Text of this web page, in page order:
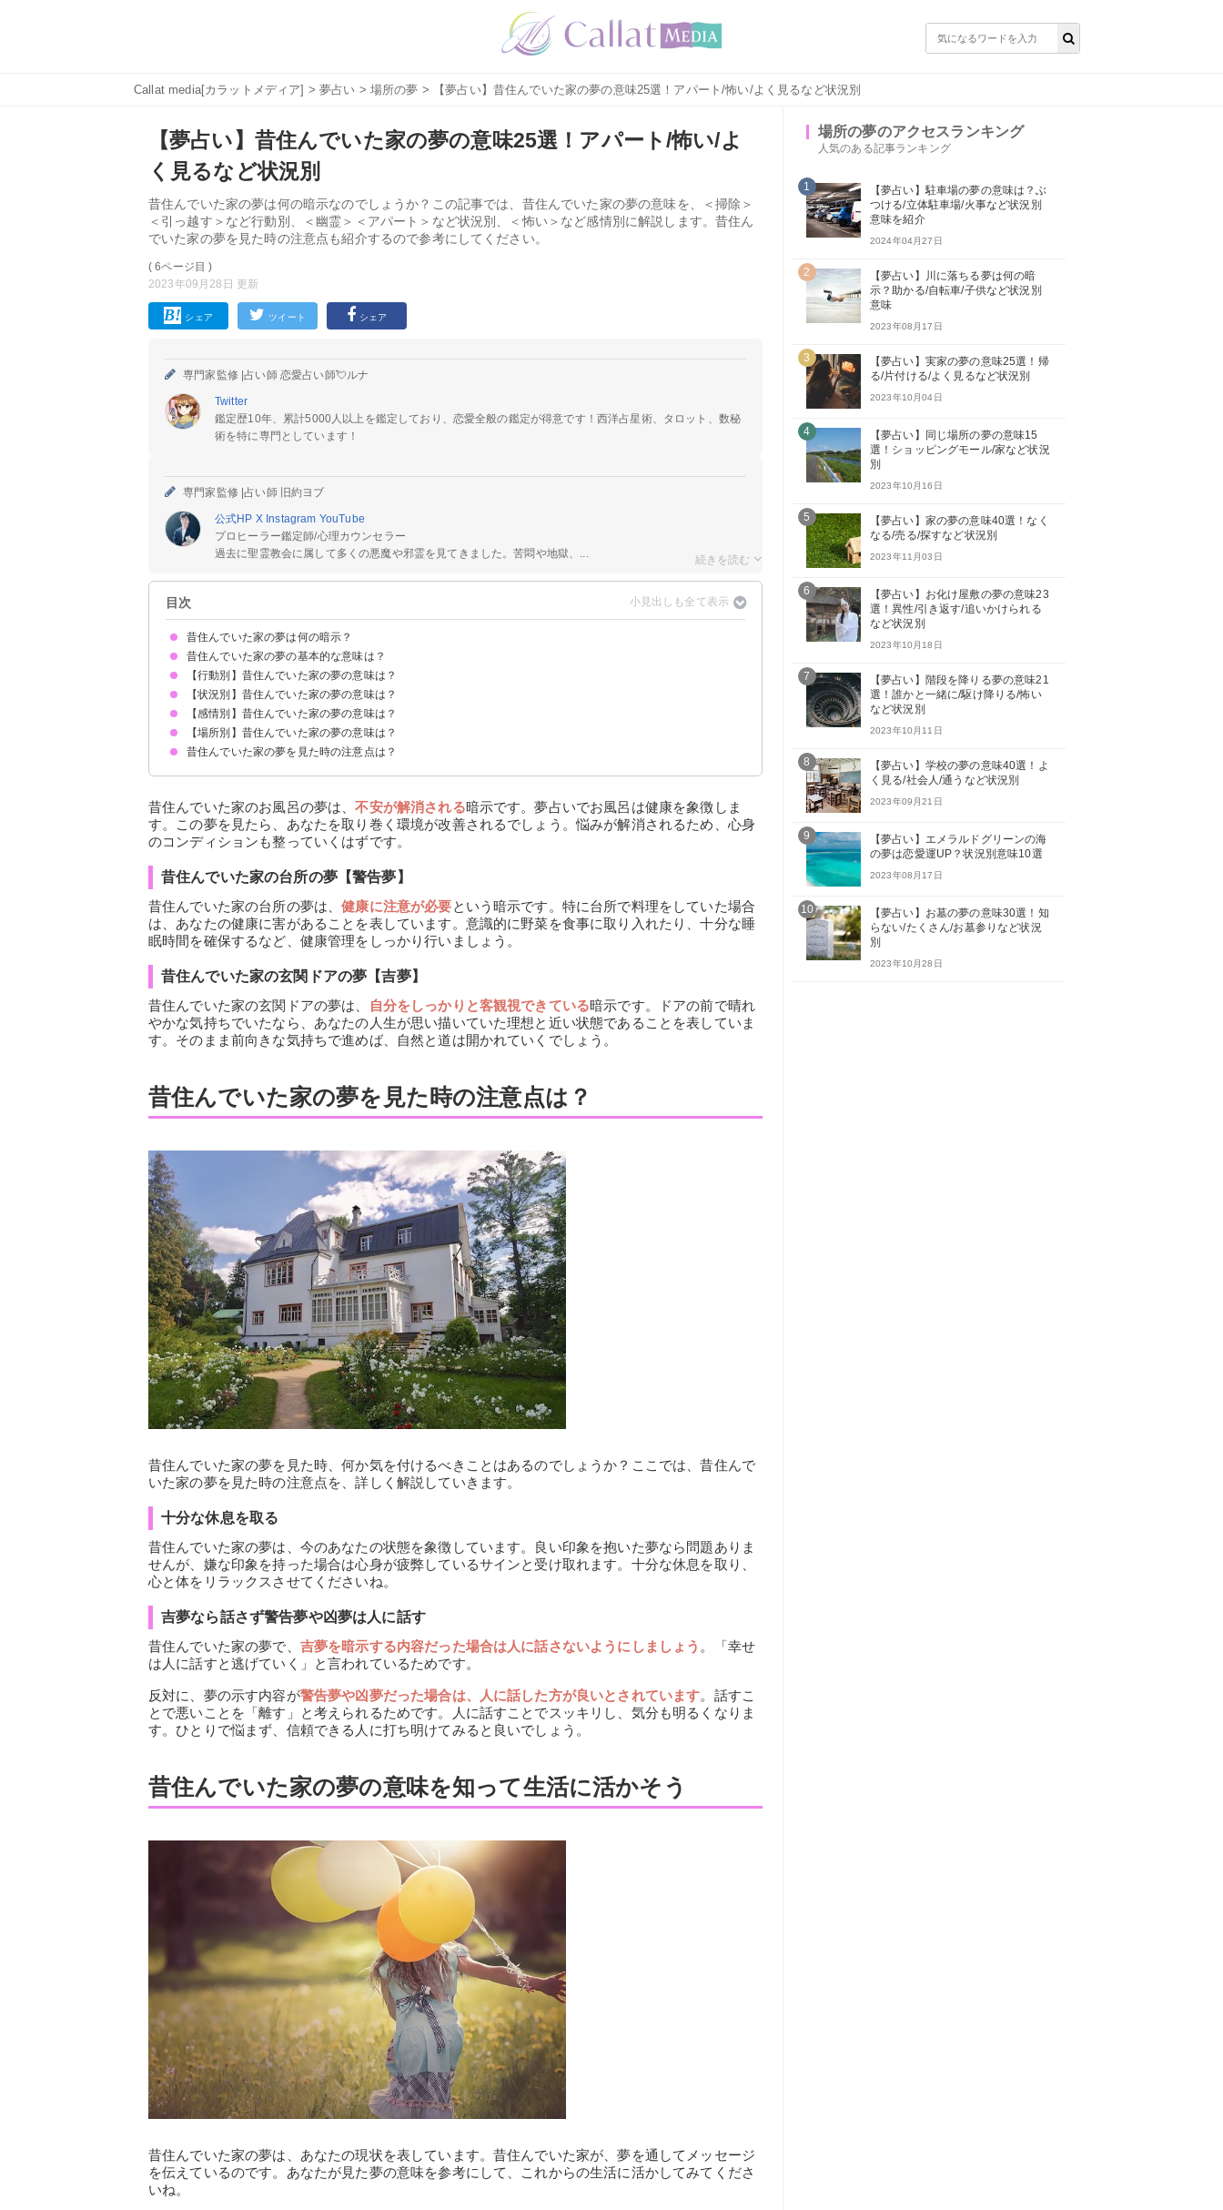
Callat media[カラットメディア] >夢占い > 場所の夢 > 【夢占い】昔住んでいた家の夢の意味25選！アパート/怖い/よく見るなど状況別
【夢占い】昔住んでいた家の夢の意味25選！アパート/怖い/よ
く見るなど状況別
昔住んでいた家の夢は何の暗示なのでしょうか？この記事では、昔住んでいた家の夢の意味を、＜掃除＞
＜引っ越す＞など行動別、＜幽霊＞＜アパート＞など状況別、＜怖い＞など感情別に解説します。昔住ん
でいた家の夢を見た時の注意点も紹介するので参考にしてください。
( 6ページ目 )
2023年09月28日 更新
シェア ツイート シェア
専門家監修 |占い師 恋愛占い師💘ルナ
Twitter
鑑定歴10年、累計5000人以上を鑑定しており、恋愛全般の鑑定が得意です！西洋占星術、タロット、数秘
術を特に専門としています！
専門家監修 |占い師 旧約ヨブ
公式HP X Instagram YouTube
プロヒーラー鑑定師/心理カウンセラー
過去に聖霊教会に属して多くの悪魔や邪霊を見てきました。苦悶や地獄、...
目次
昔住んでいた家の夢は何の暗示？
昔住んでいた家の夢の基本的な意味は？
①過去を懐かしんでいる暗示
②現状に嫌気がさしているサイン
昔住んでいた家の夢ばかり見る場合は思い悩んでいる暗示
状況によって意味が決まる
【行動別】昔住んでいた家の夢の意味は？
昔住んでいた家を掃除する夢【吉夢】
昔住んでいた家を引っ越す夢【吉夢】
昔住んでいた家をリフォームする夢【吉夢】
昔住んでいた家を遠くから見る夢【吉夢】
昔住んでいた家にまた住む夢【吉夢・凶夢】
昔住んでいた家の場所に新しい家を建てる夢【吉夢・凶夢】
【状況別】昔住んでいた家の夢の意味は？
昔住んでいた家に幽霊が出る夢【吉夢・凶夢】
昔住んでいたアパートの夢【吉夢】
昔住んでいた家に知らない人がいる夢【吉夢】
昔住んでいた家が火事になる夢【吉夢】
昔住んでいた家で飼っていた犬が出てくる夢【吉夢・凶夢】
昔住んでいた家が壊れる夢【警告夢】
子供の頃に住んでいた家の夢【吉夢】
昔住んでいた家が暗い夢【警告夢】
昔住んでいた家が狭い夢【凶夢】
昔住んでいた家が新しい夢【吉夢】
昔住んでいた家が豪邸な夢【吉夢】
【感情別】昔住んでいた家の夢の意味は？
昔住んでいた家が怖い夢【凶夢】
昔住んでいた家が懐かしい夢【警告夢】
昔住んでいた家に寂しさを感じる夢【警告夢】
【場所別】昔住んでいた家の夢の意味は？
昔住んでいた家の部屋の夢【吉夢・凶夢】
昔住んでいた家のトイレの夢【吉夢】
昔住んでいた家のお風呂の夢【吉夢】
昔住んでいた家の台所の夢【警告夢】
昔住んでいた家の玄関ドアの夢【吉夢】
昔住んでいた家の夢を見た時の注意点は？
昔住んでいた家のお風呂の夢は、不安が解消される暗示です。夢占いでお風呂は健康を象徴しま
す。この夢を見たら、あなたを取り巻く環境が改善されるでしょう。悩みが解消されるため、心身
のコンディションも整っていくはずです。
昔住んでいた家の台所の夢【警告夢】
昔住んでいた家の台所の夢は、健康に注意が必要という暗示です。特に台所で料理をしていた場合
は、あなたの健康に害があることを表しています。意識的に野菜を食事に取り入れたり、十分な睡
眠時間を確保するなど、健康管理をしっかり行いましょう。
昔住んでいた家の玄関ドアの夢【吉夢】
昔住んでいた家の玄関ドアの夢は、
自分をしっかりと客観視できている暗示です。ドアの前で晴れ
やかな気持ちでいたなら、あなたの人生が思い描いていた理想と近い状態であることを表していま
す。そのまま前向きな気持ちで進めば、自然と道は開かれていくでしょう。
昔住んでいた家の夢を見た時の注意点は？
昔住んでいた家の夢を見た時、何か気を付けるべきことはあるのでしょうか？ここでは、昔住んで
いた家の夢を見た時の注意点を、詳しく解説していきます。
十分な休息を取る
昔住んでいた家の夢は、今のあなたの状態を象徴しています。良い印象を抱いた夢なら問題ありま
せんが、嫌な印象を持った場合は心身が疲弊しているサインと受け取れます。十分な休息を取り、
心と体をリラックスさせてくださいね。
吉夢なら話さず警告夢や凶夢は人に話す
昔住んでいた家の夢で、 吉夢を暗示する内容だった場合は人に話さないようにしましょう 。「幸せ
は人に話すと逃げていく」と言われているためです。
反対に、夢の示す内容が警告夢や凶夢だった場合は、人に話した方が良いとされています。話すこ
とで悪いことを「離す」と考えられるためです。人に話すことでスッキリし、気分も明るくなりま
す。ひとりで悩まず、信頼できる人に打ち明けてみると良いでしょう。
昔住んでいた家の夢の意味を知って生活に活かそう
昔住んでいた家の夢は、あなたの現状を表しています。昔住んでいた家が、夢を通してメッセージ
を伝えているのです。あなたが見た夢の意味を参考にして、これからの生活に活かしてみてくださ
いね。
場所の夢のアクセスランキング
人気のある記事ランキング
1
【夢占い】駐車場の夢の意味は？ぶ
つける/立体駐車場/火事など状況別
意味を紹介
2024年04月27日
2
【夢占い】川に落ちる夢は何の暗
示？助かる/自転車/子供など状況別
意味
2023年08月17日
3
【夢占い】実家の夢の意味25選！帰
る/片付ける/よく見るなど状況別
2023年10月04日
4
【夢占い】同じ場所の夢の意味15
選！ショッピングモール/家など状況
別
2023年10月16日
5
【夢占い】家の夢の意味40選！なく
なる/売る/探すなど状況別
2023年11月03日
6
【夢占い】お化け屋敷の夢の意味23
選！異性/引き返す/追いかけられる
など状況別
2023年10月18日
7
【夢占い】階段を降りる夢の意味21
選！誰かと一緒に/駆け降りる/怖い
など状況別
2023年10月11日
8
【夢占い】学校の夢の意味40選！よ
く見る/社会人/通うなど状況別
2023年09月21日
9
【夢占い】エメラルドグリーンの海
の夢は恋愛運UP？状況別意味10選
2023年08月17日
10
【夢占い】お墓の夢の意味30選！知
らない/たくさん/お墓参りなど状況
別
2023年10月28日